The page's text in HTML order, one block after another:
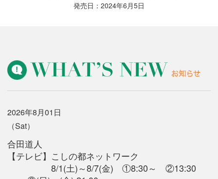
発売日：2024年6月5日
2026年8月01日
（Sat）
合田道人
【テレビ】 こしの都ネットワーク
8/1(土)～8/7(金) ①8:30～ ②13:30